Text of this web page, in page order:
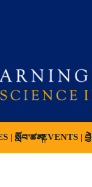
| སློབ་ཚན།EVENTS |